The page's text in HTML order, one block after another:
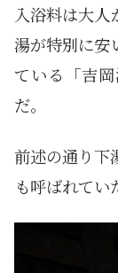
入浴料は大
湯が特別に安
ている「吉
だ。
前述の通り下
も呼ばれてい